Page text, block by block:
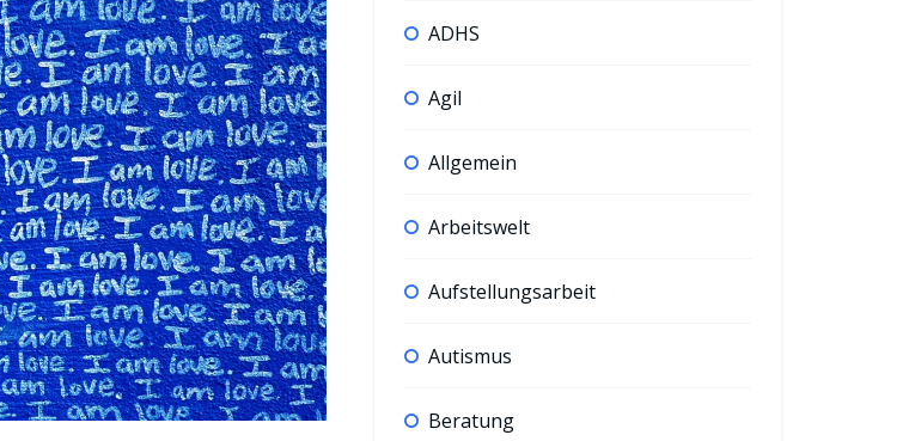
ADHS
Agil
Allgemein
Arbeitswelt
Aufstellungsarbeit
Autismus
Beratung